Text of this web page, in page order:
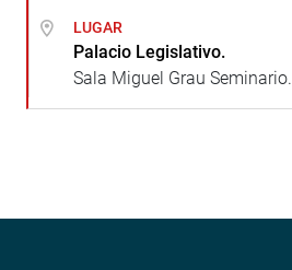
LUGAR
Palacio Legislativo.
Sala Miguel Grau Seminario.